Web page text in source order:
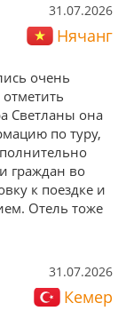
31.07.2026
Нячанг
очень
Светланы она
по туру,
граждан во
к поездке и
Отель тоже
31.07.2026
Кемер